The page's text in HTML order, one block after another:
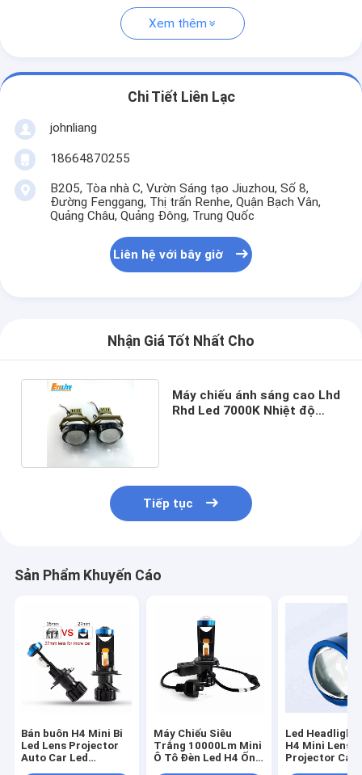
Xem thêm
Chi Tiết Liên Lạc
johnliang
18664870255
B205, Tòa nhà C, Vườn Sáng tạo Jiuzhou, Số 8,
Đường Fenggang, Thị trấn Renhe, Quận Bạch Vân,
Quảng Châu, Quảng Đông, Trung Quốc
Liên hệ với bây giờ
Nhận Giá Tốt Nhất Cho
Máy chiếu ánh sáng cao Lhd
Rhd Led 7000K Nhiệt độ
Tiếp tục
Sản Phẩm Khuyến Cáo
Bán buôn H4 Mini Bi
Led Lens Projector
Auto Car Led
Máy Chiếu Siêu
Trắng 10000Lm Mini
Ô Tô Đèn Led H4 Ống
Led Headlight
H4 Mini Lens
Projector Car